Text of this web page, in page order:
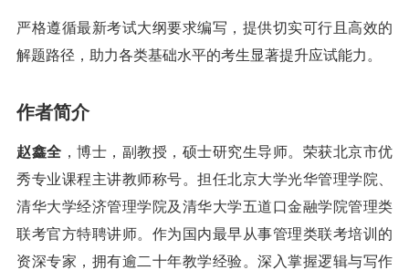
严格遵循最新考试大纲要求编写，提供切实可行且高效的
解题路径，助力各类基础水平的考生显著提升应试能力。
作者简介
赵鑫全 ，博士，副教授，硕士研究生导师。荣获北京市优
秀专业课程主讲教师称号。担任北京大学光华管理学院、
清华大学经济管理学院及清华大学五道口金融学院管理类
联考官方特聘讲师。作为国内最早从事管理类联考培训的
资深专家，拥有逾二十年教学经验。深入掌握逻辑与写作